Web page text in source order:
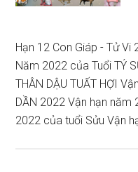
Hạn 12 Con Giáp - Tử Vi
Năm 2022 của Tuổi TÝ
THÂN DẬU TUẤT HỢI
DẦN 2022 Vận hạn năm
2022 của tuổi Sửu Vận